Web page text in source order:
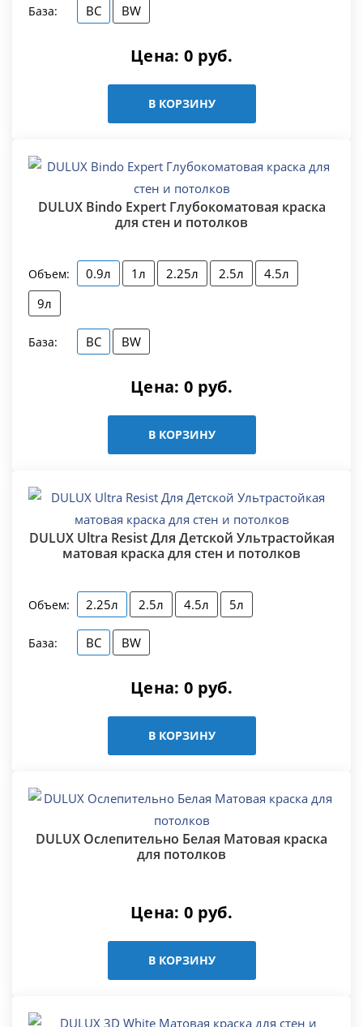
База: BC BW
Цена: 0 руб.
В КОРЗИНУ
DULUX Bindo Expert Глубокоматовая краска
для стен и потолков
Объем: 0.9л 1л 2.25л 2.5л
4.5л
9л
База: BC BW
Цена: 0 руб.
В КОРЗИНУ
DULUX Ultra Resist Для Детской Ультрастойкая
матовая краска для стен и потолков
Объем: 2.25л 2.5л 4.5л 5л
База: BC BW
Цена: 0 руб.
В КОРЗИНУ
DULUX Ослепительно Белая Матовая краска
для потолков
Цена: 0 руб.
В КОРЗИНУ